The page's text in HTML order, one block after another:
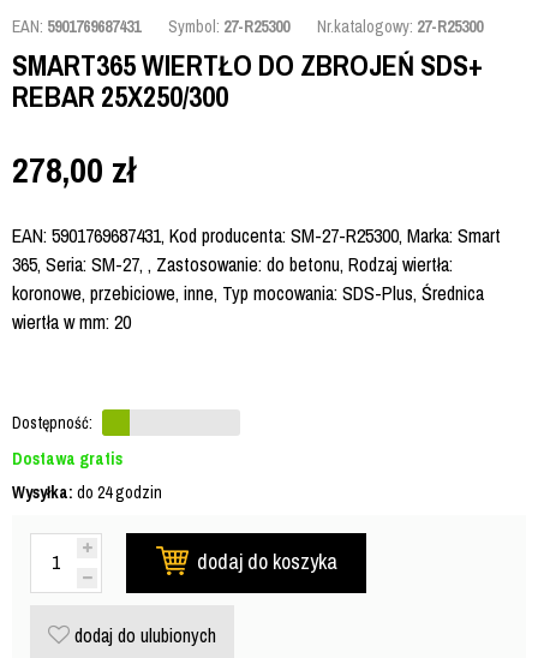
EAN: 5901769687431 Symbol: 27-R25300 Nr.katalogowy: 27-R25300
SMART365 WIERTŁO DO ZBROJEŃ SDS+
REBAR 25X250/300
278,00 zł
EAN: 5901769687431, Kod producenta: SM-27-R25300, Marka: Smart
365, Seria: SM-27, , Zastosowanie: do betonu, Rodzaj wiertła:
koronowe, przebiciowe, inne, Typ mocowania: SDS-Plus, Średnica
wiertła w mm: 20
Dostępność:
Dostawa gratis
Wysyłka: do 24 godzin
dodaj do koszyka
dodaj do ulubionych